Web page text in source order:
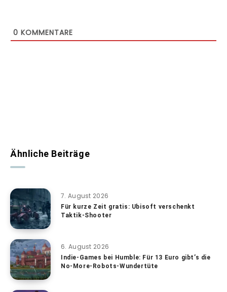
0 KOMMENTARE
Ähnliche Beiträge
7. August 2026
Für kurze Zeit gratis: Ubisoft verschenkt
Taktik-Shooter
6. August 2026
Indie-Games bei Humble: Für 13 Euro gibt’s die
No-More-Robots-Wundertüte